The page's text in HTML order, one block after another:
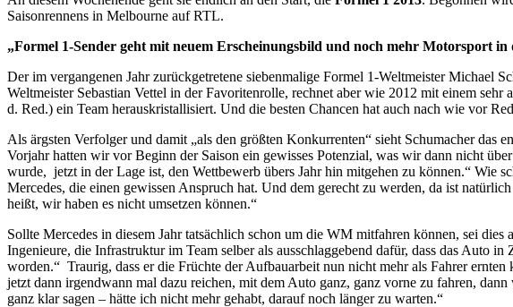
Saisonrennens in Melbourne auf RTL.
„Formel 1-Sender geht mit neuem Erscheinungsbild und noch mehr Motorsport in
Der im vergangenen Jahr zurückgetretene siebenmalige Formel 1-Weltmeister Michael
Weltmeister Sebastian Vettel in der Favoritenrolle, rechnet aber wie 2012 mit einem
d. Red.) ein Team herauskristallisiert. Und die besten Chancen hat auch nach wie vor
Als ärgsten Verfolger und damit „als den größten Konkurrenten“ sieht Schumacher
Vorjahr hatten wir vor Beginn der Saison ein gewisses Potenzial, was wir dann nicht
wurde, jetzt in der Lage ist, den Wettbewerb übers Jahr hin mitgehen zu können.“ Wie
Mercedes, die einen gewissen Anspruch hat. Und dem gerecht zu werden, da ist
heißt, wir haben es nicht umsetzen können.“
Sollte Mercedes in diesem Jahr tatsächlich schon um die WM mitfahren können, sei
Ingenieure, die Infrastruktur im Team selber als ausschlaggebend dafür, dass das Auto
worden.“ Traurig, dass er die Früchte der Aufbauarbeit nun nicht mehr als Fahrer
jetzt dann irgendwann mal dazu reichen, mit dem Auto ganz, ganz vorne zu fahren,
ganz klar sagen – hätte ich nicht mehr gehabt, darauf noch länger zu warten.“